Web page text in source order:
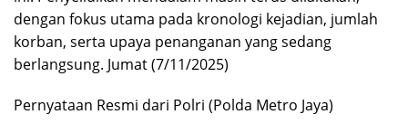
dengan fokus utama pada kronologi kejadian, jumlah
korban, serta upaya penanganan yang sedang
berlangsung. Jumat (7/11/2025)
Pernyataan Resmi dari Polri (Polda Metro Jaya)